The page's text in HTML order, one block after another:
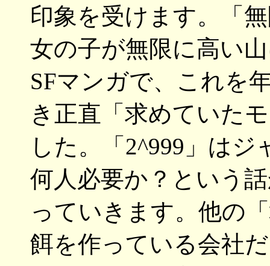
印象を受けます。「
女の子が無限に高い
SFマンガで、これを
き正直「求めていた
した。「2^999」は
何人必要か？という
っていきます。他の
餌を作っている会社